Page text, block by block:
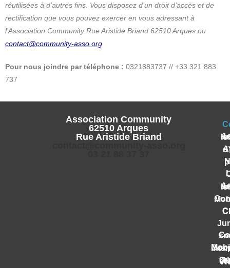
réutilisées à d’autres fins. Vous disposez d’un droit d’accès et de
rectification que vous pouvez exercer en vous adressant à
l’Association Community Rue Aristide Briand 62510 Arques ou
contact@community-asso.org
Pour nous joindre par téléphone : 0321883737 // +33 321 883
737
Association Community
62510 Arques
Rue Aristide Briand
Mobilité et
Cultivons